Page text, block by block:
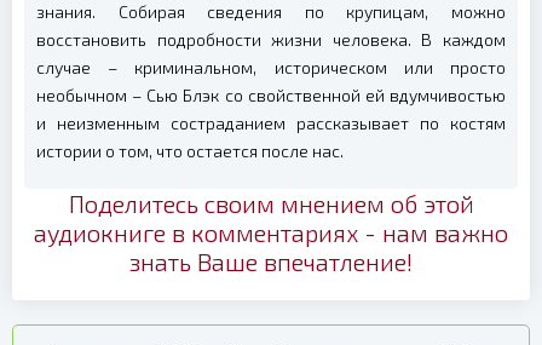
знания. Собирая сведения по крупицам, можно
восстановить подробности жизни человека. В каждом
случае – криминальном, историческом или просто
необычном – Сью Блэк со свойственной ей вдумчивостью
и неизменным состраданием рассказывает по костям
истории о том, что остается после нас.
Поделитесь своим мнением об этой
аудиокниге в комментариях - нам важно
знать Ваше впечатление!